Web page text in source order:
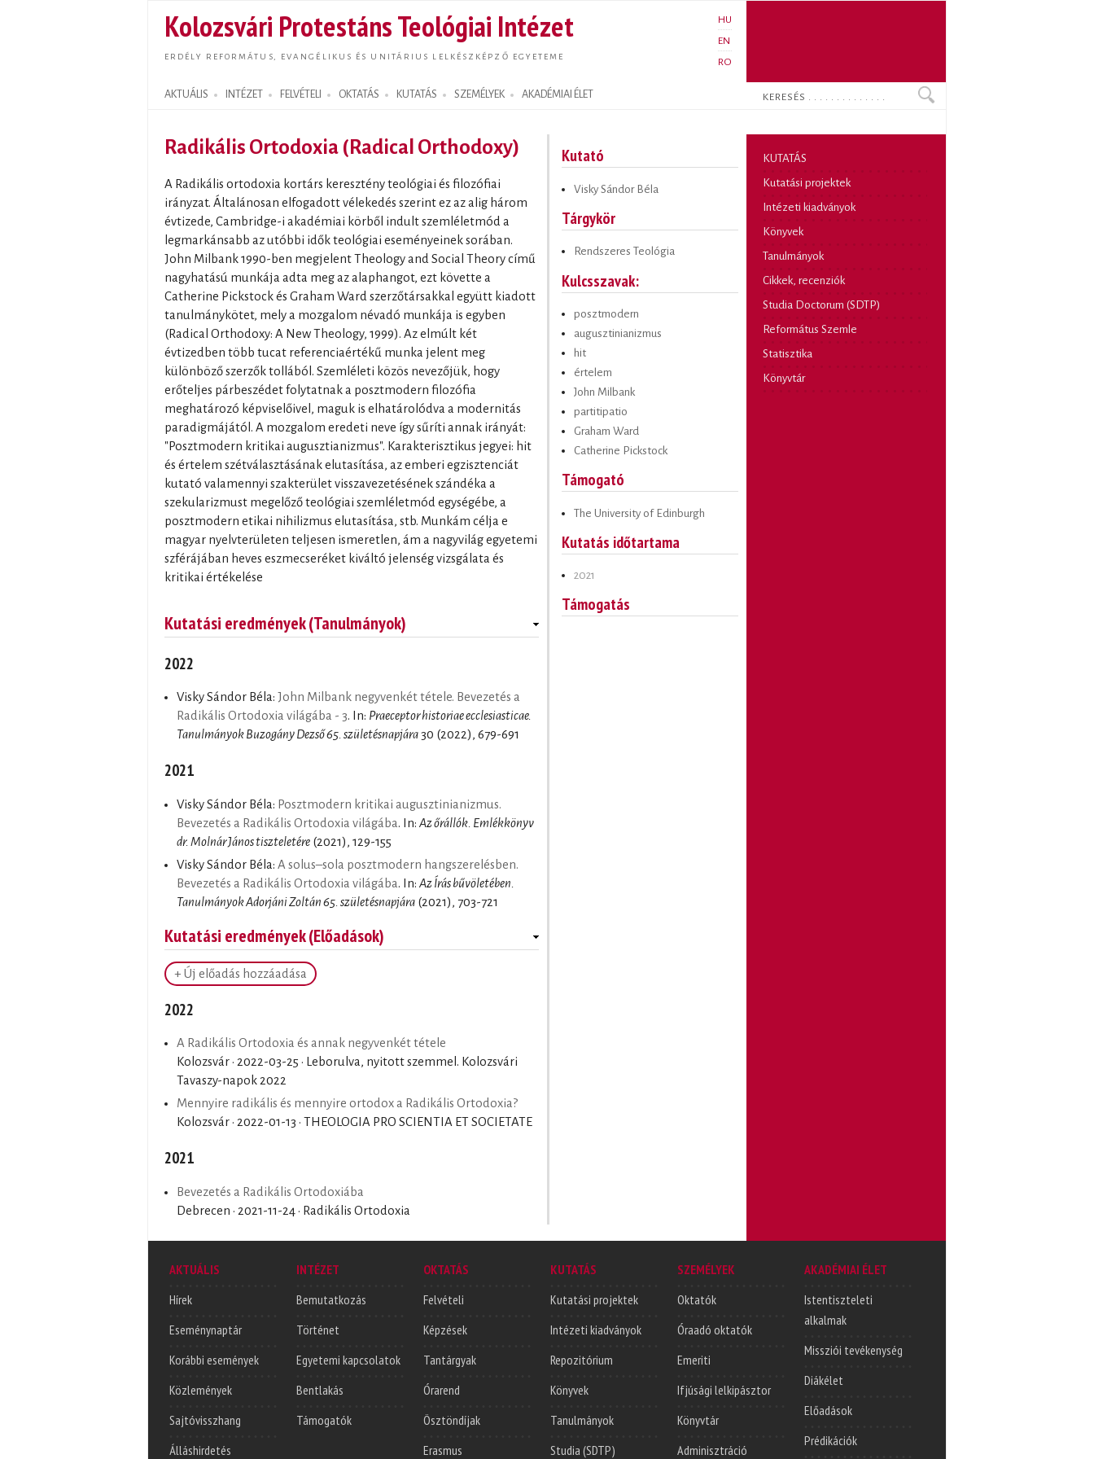
tartalomra
Kolozsvári Protestáns Teológiai Intézet
ERDÉLY REFORMÁTUS, EVANGÉLIKUS ÉS UNITÁRIUS LELKÉSZKÉPZŐ EGYETEME
HU
EN
RO
AKTUÁLIS INTÉZET FELVÉTELI OKTATÁS KUTATÁS SZEMÉLYEK AKADÉMIAI ÉLET
Search form
Keresés
Radikális Ortodoxia (Radical Orthodoxy)
A Radikális ortodoxia kortárs keresztény teológiai és filozófiai
irányzat. Általánosan elfogadott vélekedés szerint ez az alig három
évtizede, Cambridge-i akadémiai körből indult szemléletmód a
legmarkánsabb az utóbbi idők teológiai eseményeinek sorában.
John Milbank 1990-ben megjelent Theology and Social Theory című
nagyhatású munkája adta meg az alaphangot, ezt követte a
Catherine Pickstock és Graham Ward szerzőtársakkal együtt kiadott
tanulmánykötet, mely a mozgalom névadó munkája is egyben
(Radical Orthodoxy: A New Theology, 1999). Az elmúlt két
évtizedben több tucat referenciaértékű munka jelent meg
különböző szerzők tollából. Szemléleti közös nevezőjük, hogy
erőteljes párbeszédet folytatnak a posztmodern filozófia
meghatározó képviselőivel, maguk is elhatárolódva a modernitás
paradigmájától. A mozgalom eredeti neve így sűríti annak irányát:
"Posztmodern kritikai augusztianizmus". Karakterisztikus jegyei: hit
és értelem szétválasztásának elutasítása, az emberi egzisztenciát
kutató valamennyi szakterület visszavezetésének szándéka a
szekularizmust megelőző teológiai szemléletmód egységébe, a
posztmodern etikai nihilizmus elutasítása, stb. Munkám célja e
magyar nyelvterületen teljesen ismeretlen, ám a nagyvilág egyetemi
szférájában heves eszmecseréket kiváltó jelenség vizsgálata és
kritikai értékelése
Kutatási eredmények (Tanulmányok)
2022
Visky Sándor Béla: John Milbank negyvenkét tétele. Bevezetés a
Radikális Ortodoxia világába - 3. In: Praeceptor historiae ecclesiasticae.
Tanulmányok Buzogány Dezső 65. születésnapjára30 (2022), 679-691
2021
Visky Sándor Béla: Posztmodern kritikai augusztinianizmus.
Bevezetés a Radikális Ortodoxia világába. In: Az őrállók. Emlékkönyv
dr. Molnár János tiszteletére (2021), 129-155
Visky Sándor Béla: A solus–sola posztmodern hangszerelésben.
Bevezetés a Radikális Ortodoxia világába. In: Az Írás bűvöletében.
Tanulmányok Adorjáni Zoltán 65. születésnapjára (2021), 703-721
Kutatási eredmények (Előadások)
+ Új előadás hozzáadása
2022
A Radikális Ortodoxia és annak negyvenkét tétele
Kolozsvár · 2022-03-25 · Leborulva, nyitott szemmel. Kolozsvári
Tavaszy-napok 2022
Mennyire radikális és mennyire ortodox a Radikális Ortodoxia?
Kolozsvár · 2022-01-13 · THEOLOGIA PRO SCIENTIA ET SOCIETATE
2021
Bevezetés a Radikális Ortodoxiába
Debrecen · 2021-11-24· Radikális Ortodoxia
Kutató
Visky Sándor Béla
Tárgykör
Rendszeres Teológia
Kulcsszavak:
posztmodern
augusztinianizmus
hit
értelem
John Milbank
partitipatio
Graham Ward
Catherine Pickstock
Támogató
The University of Edinburgh
Kutatás időtartama
2021
Támogatás
KUTATÁS
Kutatási projektek
Intézeti kiadványok
Könyvek
Tanulmányok
Cikkek, recenziók
Studia Doctorum (SDTP)
Református Szemle
Statisztika
Könyvtár
AKTUÁLIS
Hírek
Eseménynaptár
Korábbi események
Közlemények
Sajtóvisszhang
Álláshirdetés
INTÉZET
Bemutatkozás
Történet
Egyetemi kapcsolatok
Bentlakás
Támogatók
OKTATÁS
Felvételi
Képzések
Tantárgyak
Órarend
Ösztöndíjak
Erasmus
KUTATÁS
Kutatási projektek
Intézeti kiadványok
Repozitórium
Könyvek
Tanulmányok
Studia (SDTP)
SZEMÉLYEK
Oktatók
Óraadó oktatók
Emeriti
Ifjúsági lelkipásztor
Könyvtár
Adminisztráció
AKADÉMIAI ÉLET
Istentiszteleti
alkalmak
Missziói tevékenység
Diákélet
Előadások
Prédikációk